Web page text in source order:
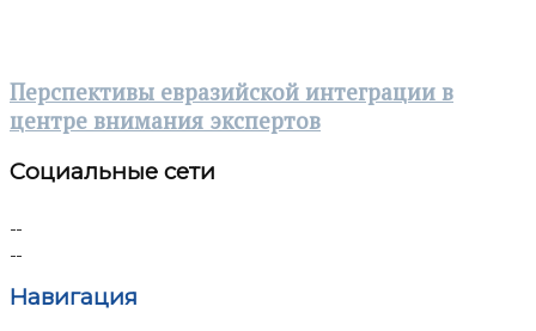
Перспективы евразийской интеграции в
центре внимания экспертов
Социальные сети
Навигация